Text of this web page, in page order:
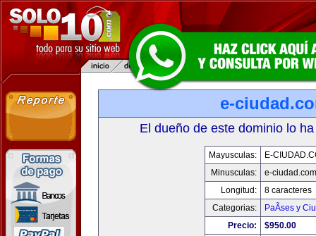
e-
El dueño de este dominio lo
Mayusculas:
E-
Minusculas:
e-ciudad.com
Longitud:
8 caracteres
Categorias:
PaÃ­ses y
Precio:
$950.00